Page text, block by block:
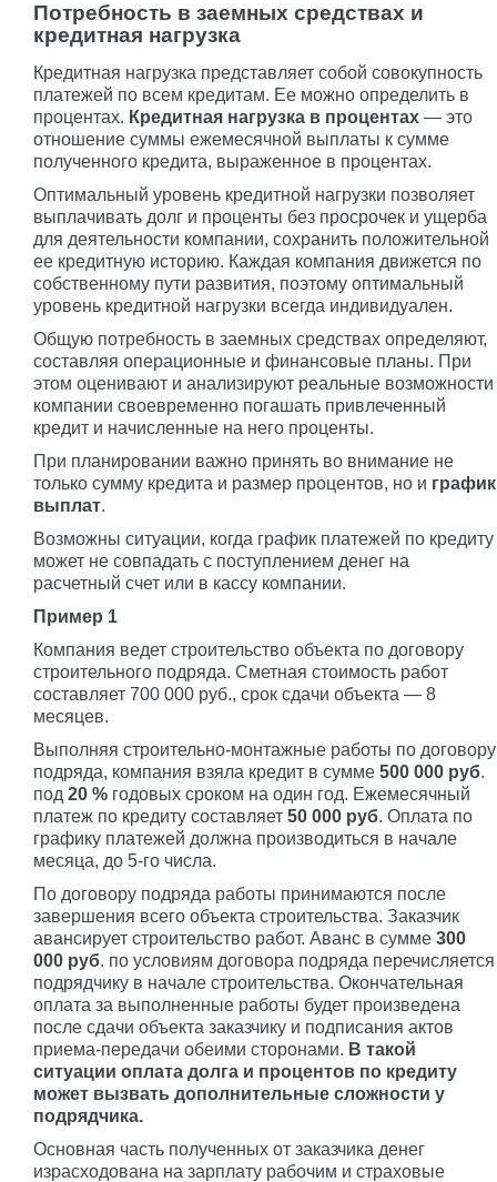
Потребность в заемных средствах и
кредитная нагрузка
Кредитная нагрузка представляет собой совокупность
платежей по всем кредитам. Ее можно определить в
процентах. Кредитная нагрузка в процентах — это
отношение суммы ежемесячной выплаты к сумме
полученного кредита, выраженное в процентах.
Оптимальный уровень кредитной нагрузки позволяет
выплачивать долг и проценты без просрочек и ущерба
для деятельности компании, сохранить положительной
ее кредитную историю. Каждая компания движется по
собственному пути развития, поэтому оптимальный
уровень кредитной нагрузки всегда индивидуален.
Общую потребность в заемных средствах определяют,
составляя операционные и финансовые планы. При
этом оценивают и анализируют реальные возможности
компании своевременно погашать привлеченный
кредит и начисленные на него проценты.
При планировании важно принять во внимание не
только сумму кредита и размер процентов, но и график
выплат.
Возможны ситуации, когда график платежей по кредиту
может не совпадать с поступлением денег на
расчетный счет или в кассу компании.
Пример 1
Компания ведет строительство объекта по договору
строительного подряда. Сметная стоимость работ
составляет 700 000 руб., срок сдачи объекта — 8
месяцев.
Выполняя строительно-монтажные работы по договору
подряда, компания взяла кредит в сумме 500 000 руб.
под 20 % годовых сроком на один год. Ежемесячный
платеж по кредиту составляет 50 000 руб. Оплата по
графику платежей должна производиться в начале
месяца, до 5-го числа.
По договору подряда работы принимаются после
завершения всего объекта строительства. Заказчик
авансирует строительство работ. Аванс в сумме 300
000 руб. по условиям договора подряда перечисляется
подрядчику в начале строительства. Окончательная
оплата за выполненные работы будет произведена
после сдачи объекта заказчику и подписания актов
приема-передачи обеими сторонами. В такой
ситуации оплата долга и процентов по кредиту
может вызвать дополнительные сложности у
подрядчика.
Основная часть полученных от заказчика денег
израсходована на зарплату рабочим и страховые